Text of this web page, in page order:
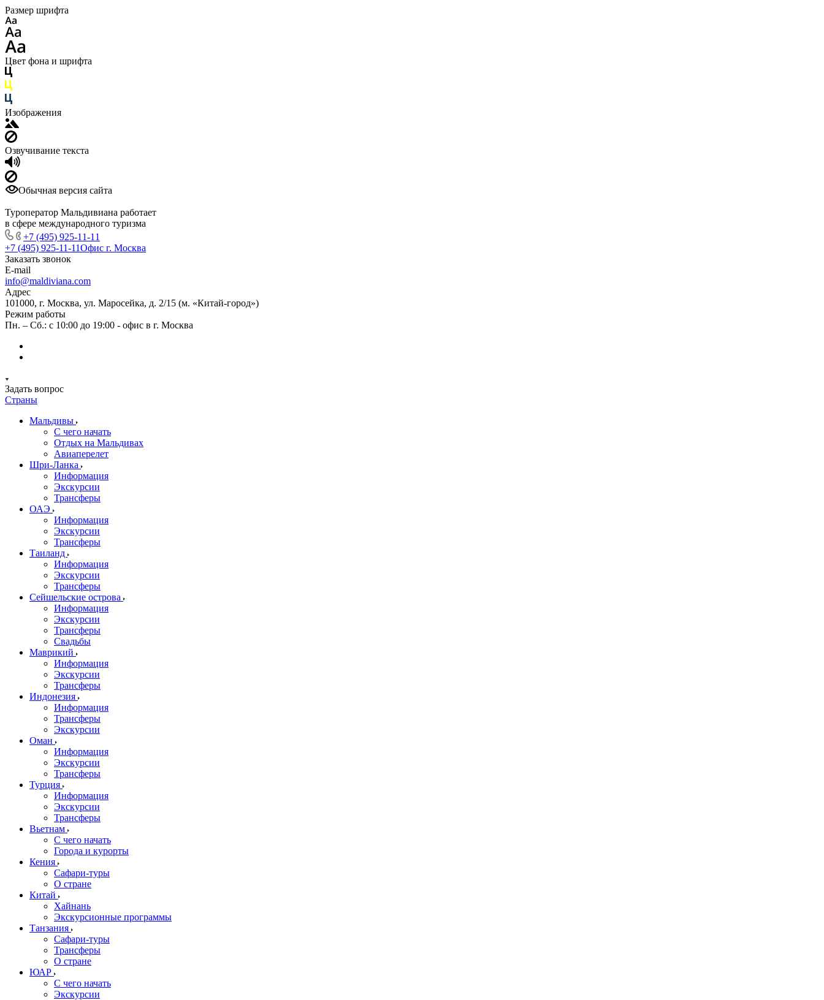
Размер шрифта
Цвет фона и шрифта
Изображения
Озвучивание текста
Обычная версия сайта
Туроператор Мальдивиана работает
в сфере международного туризма
+7 (495) 925-11-11
+7 (495) 925-11-11Офис г. Москва
Заказать звонок
E-mail
info@maldiviana.com
Адрес
101000, г. Москва, ул. Маросейка, д. 2/15 (м. «Китай-город»)
Режим работы
Пн. – Сб.: с 10:00 до 19:00 - офис в г. Москва
Задать вопрос
Страны
Мальдивы
С чего начать
Отдых на Мальдивах
Авиаперелет
Шри-Ланка
Информация
Экскурсии
Трансферы
ОАЭ
Информация
Экскурсии
Трансферы
Таиланд
Информация
Экскурсии
Трансферы
Сейшельские острова
Информация
Экскурсии
Трансферы
Свадьбы
Маврикий
Информация
Экскурсии
Трансферы
Индонезия
Информация
Трансферы
Экскурсии
Оман
Информация
Экскурсии
Трансферы
Турция
Информация
Экскурсии
Трансферы
Вьетнам
С чего начать
Города и курорты
Кения
Сафари-туры
О стране
Китай
Хайнань
Экскурсионные программы
Танзания
Сафари-туры
Трансферы
О стране
ЮАР
С чего начать
Экскурсии